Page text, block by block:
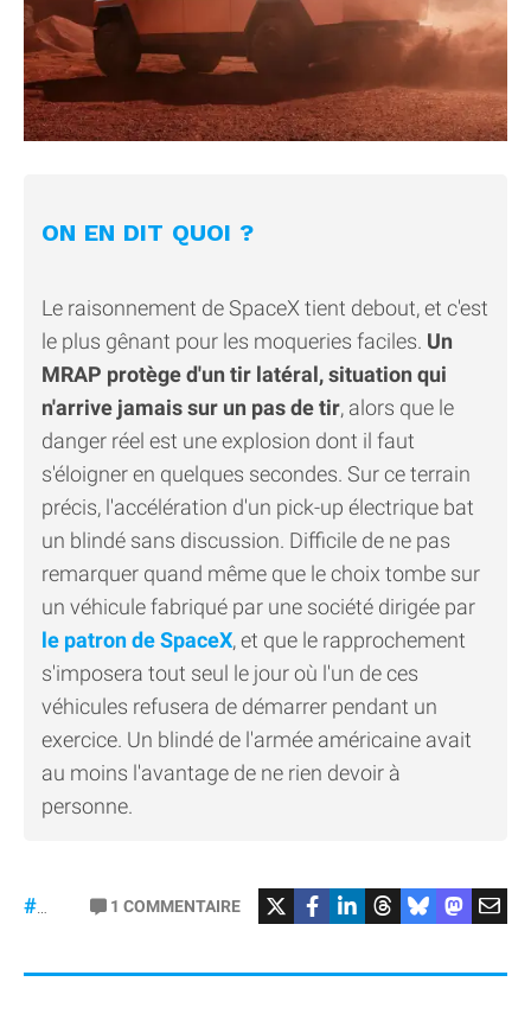
ON EN DIT QUOI ?
Le raisonnement de SpaceX tient debout, et c'est
le plus gênant pour les moqueries faciles. Un
MRAP protège d'un tir latéral, situation qui
n'arrive jamais sur un pas de tir, alors que le
danger réel est une explosion dont il faut
s'éloigner en quelques secondes. Sur ce terrain
précis, l'accélération d'un pick-up électrique bat
un blindé sans discussion. Difficile de ne pas
remarquer quand même que le choix tombe sur
un véhicule fabriqué par une société dirigée par
le patron de SpaceX, et que le rapprochement
s'imposera tout seul le jour où l'un de ces
véhicules refusera de démarrer pendant un
exercice. Un blindé de l'armée américaine avait
au moins l'avantage de ne rien devoir à
personne.
#Tesla
1 COMMENTAIRE